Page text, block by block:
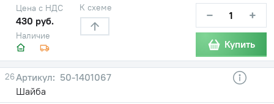
Наличие
Цена с НДС
430 руб.
К схеме − +
Купить
26
50-1401067
Шайба